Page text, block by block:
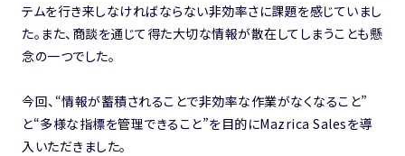
テムを行き来しなければならない非効率さに課題を感じていまし
た。また、商談を通じて得た大切な情報が散在してしまうことも懸
念の一つでした。
今回、“情報が蓄積されることで非効率な作業がなくなること”
と“多様な指標を管理できること”を目的にMazrica Salesを導
入いただきました。